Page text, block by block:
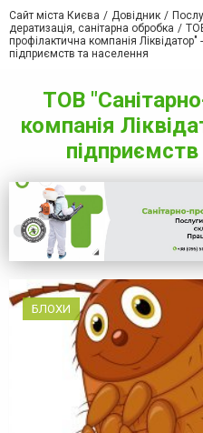
Сайт міста Києва Довідник
дератизація, санітарна обробка
профілактична компанія Ліквідатор"
підприємств та населення
ТОВ
компанія
БЛОХИ